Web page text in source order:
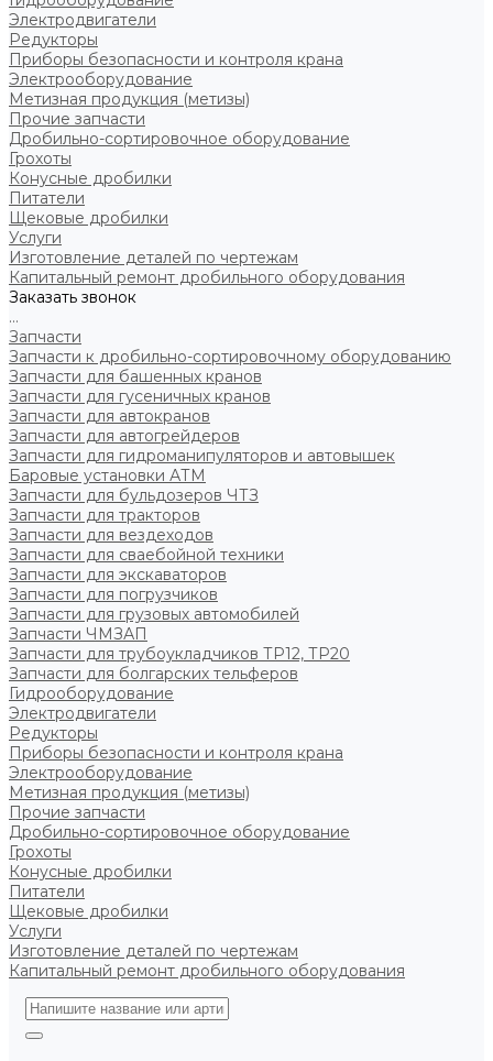
Электродвигатели
Редукторы
Приборы безопасности и контроля крана
Электрооборудование
Метизная продукция (метизы)
Прочие запчасти
Дробильно-сортировочное оборудование
Грохоты
Конусные дробилки
Питатели
Щековые дробилки
Услуги
Изготовление деталей по чертежам
Капитальный ремонт дробильного оборудования
Заказать звонок
...
Запчасти
Запчасти к дробильно-сортировочному оборудованию
Запчасти для башенных кранов
Запчасти для гусеничных кранов
Запчасти для автокранов
Запчасти для автогрейдеров
Запчасти для гидроманипуляторов и автовышек
Баровые установки АТМ
Запчасти для бульдозеров ЧТЗ
Запчасти для тракторов
Запчасти для вездеходов
Запчасти для сваебойной техники
Запчасти для экскаваторов
Запчасти для погрузчиков
Запчасти для грузовых автомобилей
Запчасти ЧМЗАП
Запчасти для трубоукладчиков ТР12, ТР20
Запчасти для болгарских тельферов
Гидрооборудование
Электродвигатели
Редукторы
Приборы безопасности и контроля крана
Электрооборудование
Метизная продукция (метизы)
Прочие запчасти
Дробильно-сортировочное оборудование
Грохоты
Конусные дробилки
Питатели
Щековые дробилки
Услуги
Изготовление деталей по чертежам
Капитальный ремонт дробильного оборудования